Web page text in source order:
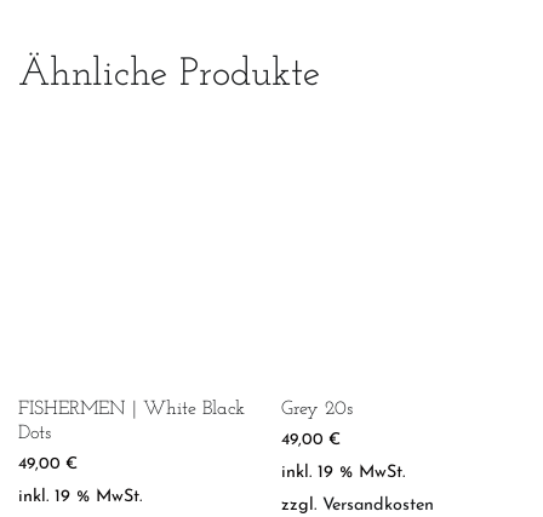
Ähnliche Produkte
FISHERMEN | White Black
Dots
49,00 €
inkl. 19 % MwSt.
Grey 20s
49,00€
inkl. 19 % MwSt.
zzgl. Versandkosten